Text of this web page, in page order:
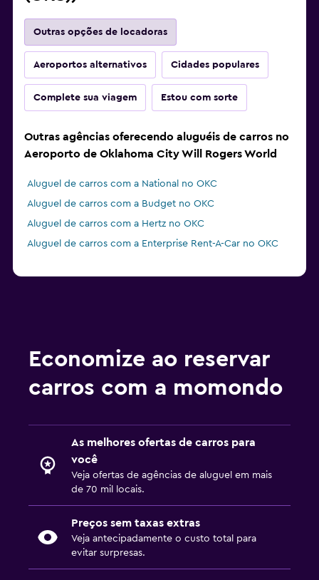
Outras opções de locadoras
Aeroportos alternativos Cidades populares
Complete sua viagem Estou com sorte
Outras agências oferecendo aluguéis de carros no
Aeroporto de Oklahoma City Will Rogers World
Aluguel de carros com a National no OKC
Aluguel de carros com a Budget no OKC
Aluguel de carros com a Hertz no OKC
Aluguel de carros com a Enterprise Rent-A-Car no OKC
Economize ao reservar
carros com a momondo
As melhores ofertas de carros para
você
Veja ofertas de agências de aluguel em mais
de 70 mil locais.
Preços sem taxas extras
Veja antecipadamente o custo total para
evitar surpresas.